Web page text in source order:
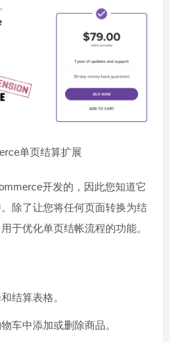
单页结算扩展
开发的，因此您知道它
除了让您将任何页面转换为结
于优化单页结帐流程的功能。
结算表格。
车中添加或删除商品。